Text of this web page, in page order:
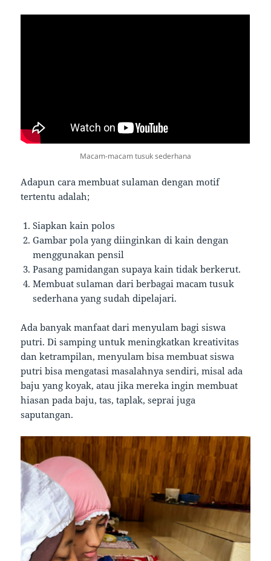
Macam-macam tusuk sederhana
Adapun cara membuat sulaman dengan motif
tertentu adalah;
Siapkan kain polos
Gambar pola yang diinginkan di kain dengan
menggunakan pensil
Pasang pamidangan supaya kain tidak berkerut.
Membuat sulaman dari berbagai macam tusuk
sederhana yang sudah dipelajari.
Ada banyak manfaat dari menyulam bagi siswa
putri. Di samping untuk meningkatkan kreativitas
dan ketrampilan, menyulam bisa membuat siswa
putri bisa mengatasi masalahnya sendiri, misal ada
baju yang koyak, atau jika mereka ingin membuat
hiasan pada baju, tas, taplak, seprai juga
saputangan.